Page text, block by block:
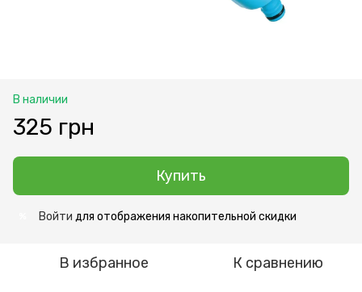
В наличии
325 грн
Купить
Войти для отображения накопительной скидки
В избранное К сравнению